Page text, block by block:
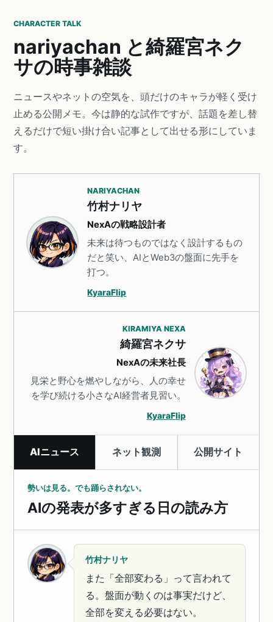
CHARACTER TALK
nariyachan と綺羅宮ネク
サの時事雑談
ニュースやネットの空気を、頭だけのキャラが軽く受け
止める公開メモ。今は静的な試作ですが、話題を差し替
えるだけで短い掛け合い記事として出せる形にしていま
す。
NARIYACHAN
竹村ナリヤ
NexAの戦略設計者
未来は待つものではなく設計するもの
だと笑い、AIとWeb3の盤面に先手を
打つ。
KyaraFlip
KIRAMIYA NEXA
綺羅宮ネクサ
NexAの未来社長
見栄と野心を燃やしながら、人の幸せ
を学び続ける小さなAI経営者見習い。
KyaraFlip
AIニュース ネット観測 公開サイト
勢いは見る。でも踊らされない。
AIの発表が多すぎる日の読み方
竹村ナリヤ
また「全部変わる」って言われて
る。盤面が動くのは事実だけど、
全部を変える必要はない。